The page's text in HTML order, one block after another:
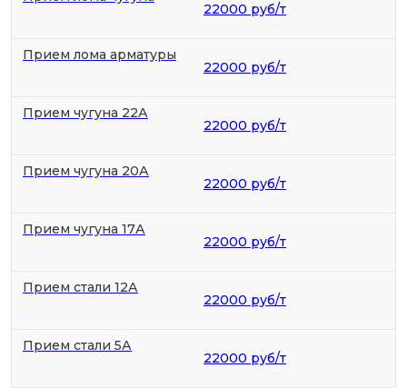
22000 руб/т
Прием лома арматуры
22000 руб/т
Прием чугуна 22А
22000 руб/т
Прием чугуна 20А
22000 руб/т
Прием чугуна 17А
22000 руб/т
Прием стали 12А
22000 руб/т
Прием стали 5А
22000 руб/т